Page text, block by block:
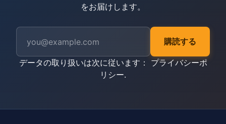
をお届けします。
購読する
データの取り扱いは次に従います： プライバシーポ
リシー.